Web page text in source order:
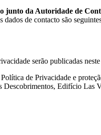
junto da Autoridade de
dados de contacto são
serão publicadas
de Privacidade e
Descobrimentos, Edifício Las